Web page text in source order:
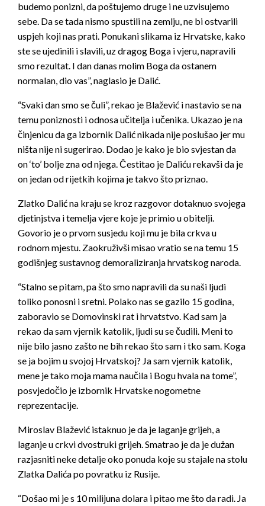
budemo ponizni, da poštujemo druge i ne uzvisujemo
sebe. Da se tada nismo spustili na zemlju, ne bi ostvarili
uspjeh koji nas prati. Ponukani slikama iz Hrvatske, kako
ste se ujedinili i slavili, uz dragog Boga i vjeru, napravili
smo rezultat. I dan danas molim Boga da ostanem
normalan, dio vas”, naglasio je Dalić.
“Svaki dan smo se čuli”, rekao je Blažević i nastavio se na
temu poniznosti i odnosa učitelja i učenika. Ukazao je na
činjenicu da ga izbornik Dalić nikada nije poslušao jer mu
ništa nije ni sugerirao. Dodao je kako je bio svjestan da
on ‘to’ bolje zna od njega. Čestitao je Daliću rekavši da je
on jedan od rijetkih kojima je takvo što priznao.
Zlatko Dalić na kraju se kroz razgovor dotaknuo svojega
djetinjstva i temelja vjere koje je primio u obitelji.
Govorio je o prvom susjedu koji mu je bila crkva u
rodnom mjestu. Zaokruživši misao vratio se na temu 15
godišnjeg sustavnog demoraliziranja hrvatskog naroda.
“Stalno se pitam, pa što smo napravili da su naši ljudi
toliko ponosni i sretni. Polako nas se gazilo 15 godina,
zaboravio se Domovinski rat i hrvatstvo. Kad sam ja
rekao da sam vjernik katolik, ljudi su se čudili. Meni to
nije bilo jasno zašto ne bih rekao što sam i tko sam. Koga
se ja bojim u svojoj Hrvatskoj? Ja sam vjernik katolik,
mene je tako moja mama naučila i Bogu hvala na tome”,
posvjedočio je izbornik Hrvatske nogometne
reprezentacije.
Miroslav Blažević istaknuo je da je laganje grijeh, a
laganje u crkvi dvostruki grijeh. Smatrao je da je dužan
razjasniti neke detalje oko ponuda koje su stajale na stolu
Zlatka Dalića po povratku iz Rusije.
“Došao mi je s 10 milijuna dolara i pitao me što da radi. Ja